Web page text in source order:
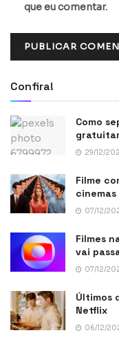
que eu comentar.
Confira!
Como
29/12/
Filme
cinemas
07/12/
Filmes
vai
07/12/
Últimos
Netflix
06/12/